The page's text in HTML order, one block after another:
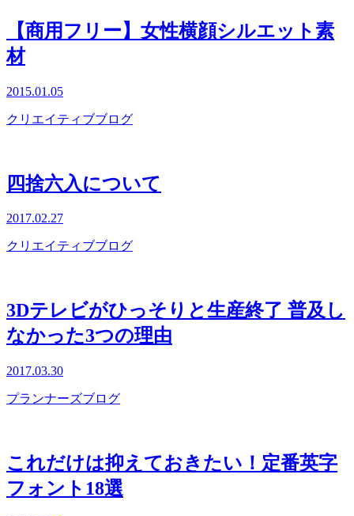
【商用フリー】女性横顔シルエット素
材
2015.01.05
クリエイティブブログ
四捨六入について
2017.02.27
クリエイティブブログ
3Dテレビがひっそりと生産終了 普及し
なかった3つの理由
2017.03.30
プランナーズブログ
これだけは抑えておきたい！定番英字
フォント18選